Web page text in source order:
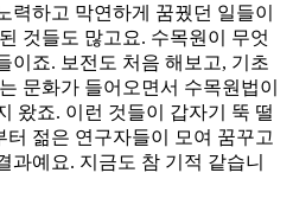
력하고 막연하게 꿈꿨던 일들이
것들도 많고요. 수목원이 무엇
이죠. 보전도 처음 해보고, 기초
문화가 들어오면서 수목원법이
왔죠. 이런 것들이 갑자기 뚝 떨
터 젊은 연구자들이 모여 꿈꾸고
과예요. 지금도 참 기적 같습니